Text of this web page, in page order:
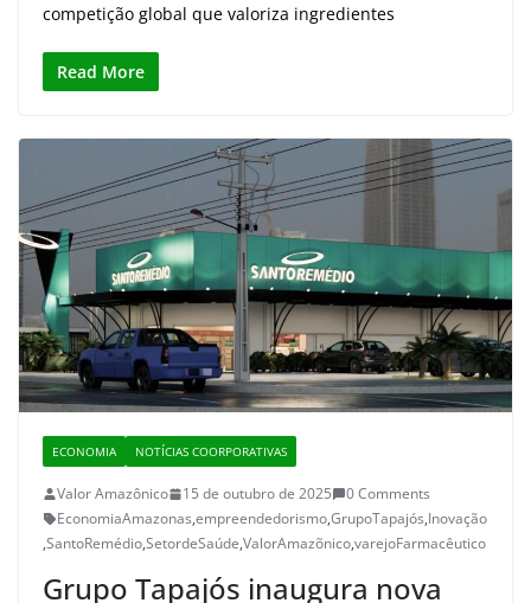
competição global que valoriza ingredientes
Read More
ECONOMIA NOTÍCIAS COORPORATIVAS
Valor Amazônico 15 de outubro de 2025
0 Comments
EconomiaAmazonas,empreendedorismo,GrupoTapajós,Inovação
,SantoRemédio,SetordeSaúde,ValorAmazõnico,varejoFarmacêutico
Grupo Tapajós inaugura nova